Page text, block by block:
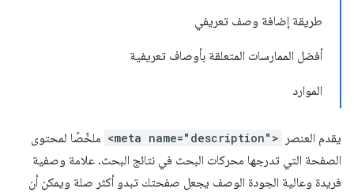
طريقة إضافة وصف تعريفي
أفضل الممارسات المتعلقة بأوصاف تعريفية
الموارد
يقدم العنصر <meta name="description"> ملخّصًا لمحتوى
الصفحة التي تدرجها محركات البحث في نتائج البحث. علامة وصفية
فريدة وعالية الجودة الوصف يجعل صفحتك تبدو أكثر صلة ويمكن أن